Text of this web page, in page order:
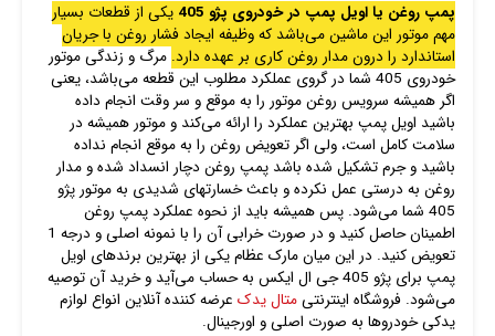
پمپ روغن یا اویل پمپ در خودروی پژو 405
یکی از قطعات بسیار
مهم موتور این ماشین می‌باشد که وظیفه ایجاد فشار روغن با جریان
استاندارد را درون مدار روغن کاری بر عهده دارد. مرگ و زندگی موتور
خودروی 405 شما در گروی عملکرد مطلوب این قطعه می‌باشد، یعنی
اگر همیشه سرویس روغن موتور را به موقع و سر وقت انجام داده
باشید اویل پمپ بهترین عملکرد را ارائه می‌کند و موتور همیشه در
سلامت کامل است، ولی اگر تعویض روغن را به موقع انجام نداده
باشید و جرم تشکیل شده باشد پمپ روغن دچار انسداد شده و مدار
روغن به درستی عمل نکرده و باعث خسارتهای شدیدی به موتور پژو
405 شما می‌شود. پس همیشه باید از نحوه عملکرد پمپ روغن
اطمینان حاصل کنید و در صورت خرابی آن را با نمونه اصلی و درجه 1
تعویض کنید. در این میان مارک عظام یکی از بهترین برندهای اویل
پمپ برای پژو 405 جی ال ایکس به حساب می‌آید و خرید آن توصیه
می‌شود. فروشگاه اینترنتیمتال یدک عرضه کننده آنلاین انواع لوازم
یدکی خودروها به صورت اصلی و اورجینال.